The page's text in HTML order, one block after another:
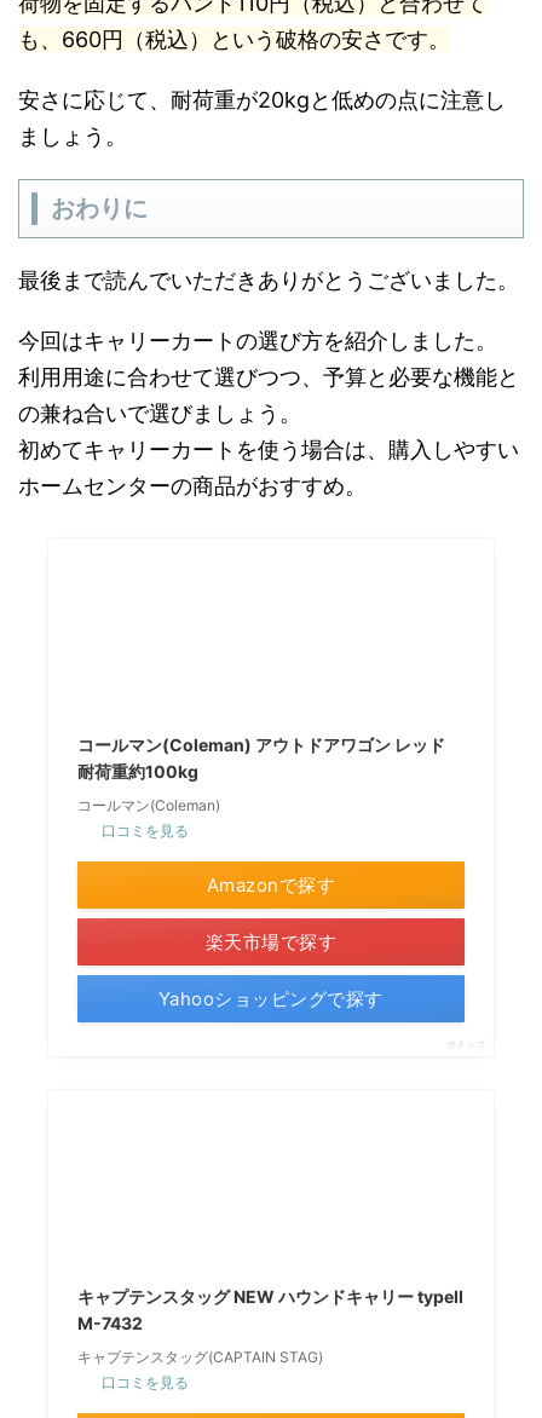
のキャリーカートも選べます。
荷物を固定するバンド110円（税込）と合わせて
も、660円（税込）という破格の安さです。
安さに応じて、耐荷重が20kgと低めの点に注意し
ましょう。
最後まで読んでいただきありがとうございました。
今回はキャリーカートの選び方を紹介しました。
利用用途に合わせて選びつつ、予算と必要な機能と
の兼ね合いで選びましょう。
初めてキャリーカートを使う場合は、購入しやすい
耐荷重約100kg
Amazonで探す
楽天市場で探す
M-7432